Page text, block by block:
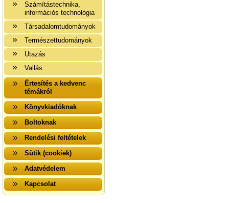
Számítástechnika,
információs technológia
Társadalomtudományok
Természettudományok
Utazás
Vallás
Értesítés a kedvenc
témákról
Könyvkiadóknak
Boltoknak
Rendelési feltételek
Sütik (cookiek)
Adatvédelem
Kapcsolat